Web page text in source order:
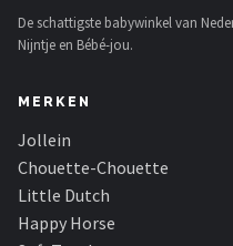
De schattigste babywinkel van
Nijntje en Bébé-jou.
MERKEN
Jollein
Chouette-Chouette
Little Dutch
Happy Horse